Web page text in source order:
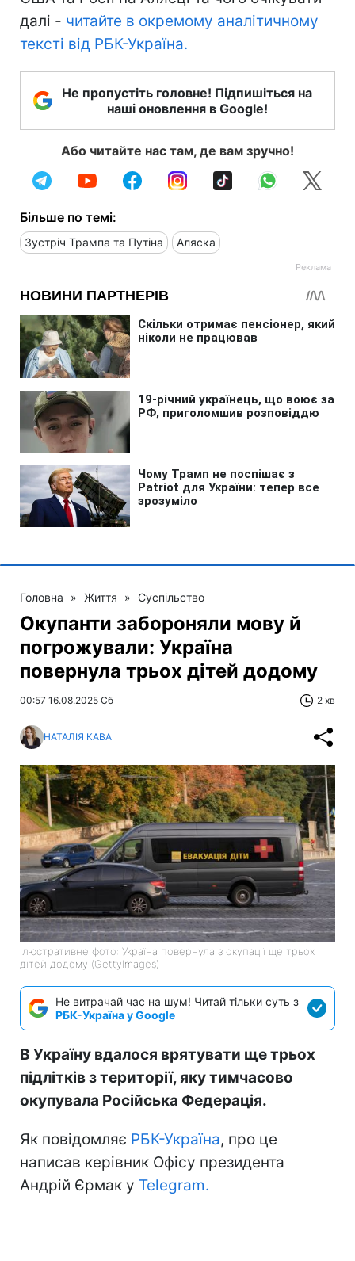
далі - читайте в окремому аналітичному
тексті від РБК-Україна.
Не пропустіть головне! Підпишіться на
наші оновлення в Google!
Або читайте нас там, де вам зручно!
Більше по темі:
Зустріч Трампа та Путіна Аляска
Головна » Життя » Суспільство
Окупанти забороняли мову й
погрожували: Україна
повернула трьох дітей додому
00:57 16.08.2025 Сб 2 хв
НАТАЛІЯ КАВА
Ілюстративне фото: Україна повернула з окупації ще трьох
дітей додому (GettyImages)
Не витрачай час на шум! Читай тільки суть з
РБК-Україна у Google
В Україну вдалося врятувати ще трьох
підлітків з території, яку тимчасово
окупувала Російська Федерація.
Як повідомляє РБК-Україна, про це
написав керівник Офісу президента
Андрій Єрмак у Telegram.